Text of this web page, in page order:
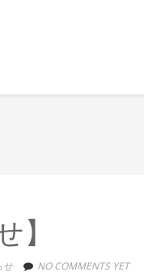
】
せ NO COMMENTS YET